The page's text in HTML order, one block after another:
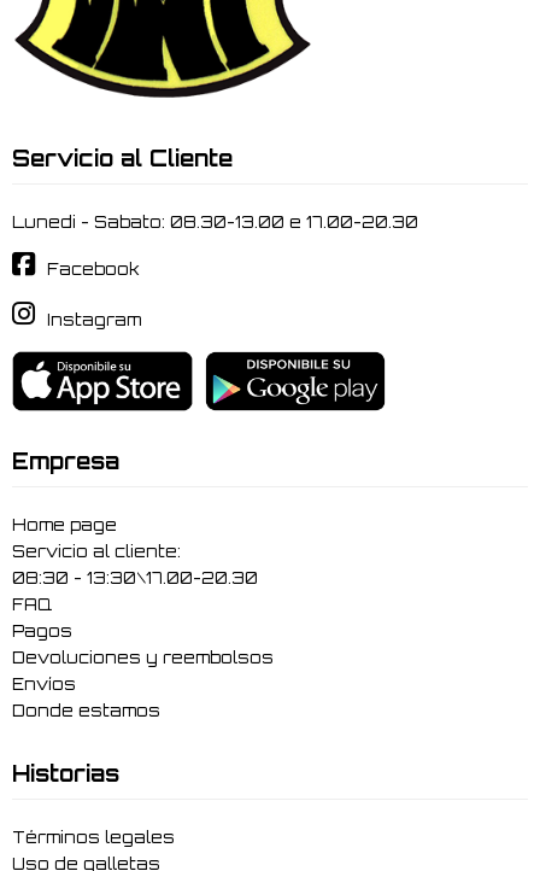
Servicio al Cliente
Lunedi - Sabato: 08.30-13.00 e 17.00-20.30
Facebook
Instagram
Empresa
Home page
Servicio al cliente:
08:30 - 13:30\17.00-20.30
FAQ
Pagos
Devoluciones y reembolsos
Envíos
Donde estamos
Historias
Términos legales
Uso de galletas